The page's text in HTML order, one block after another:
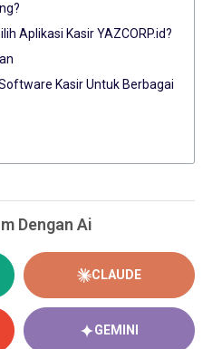
Aplikasi Kasir YAZCORP.id?
Kasir Untuk Berbagai
Dengan Ai
CLAUDE
GEMINI